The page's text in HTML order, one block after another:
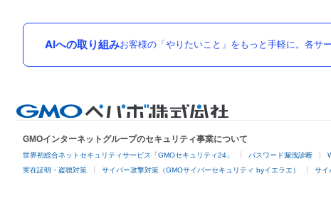
AIへの取り組みお客様の「やりたいこと」をもっと手軽に。各サ
GMOインターネットグループのセキュリティ事業について
世界初総合ネットセキュリティサービス「GMOセキュリティ24」 パスワード漏洩診断
実在証明・盗聴対策 サイバー攻撃対策（GMOサイバーセキュリティ byイエラエ） サイ